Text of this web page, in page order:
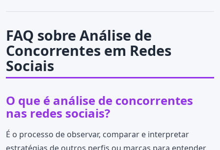
FAQ sobre Análise de
Concorrentes em Redes
Sociais
O que é análise de concorrentes
nas redes sociais?
É o processo de observar, comparar e interpretar